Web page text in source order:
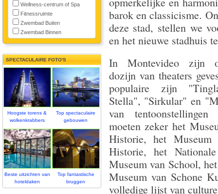
Wellness-centrum of Spa
Fitnessruimte
Zwembad Buiten
Zwembad Binnen
SPECTACULAIRE FOTO'S
Hoogste torens &
wolkenkrabbers
Top spectaculaire
gebouwen
Beste uitzichten van
hoteldaken
Top fantastische
bruggen
barok en classicisme.
deze stad, stellen we
en het nieuwe stadhuis
In Montevideo zijn
dozijn van theaters
populaire zijn
Stella", "Sirkular" en
van
moeten zeker het
Historie, het Museum
Historie, het
Museum van School,
Museum van Schone
volledige lijst van